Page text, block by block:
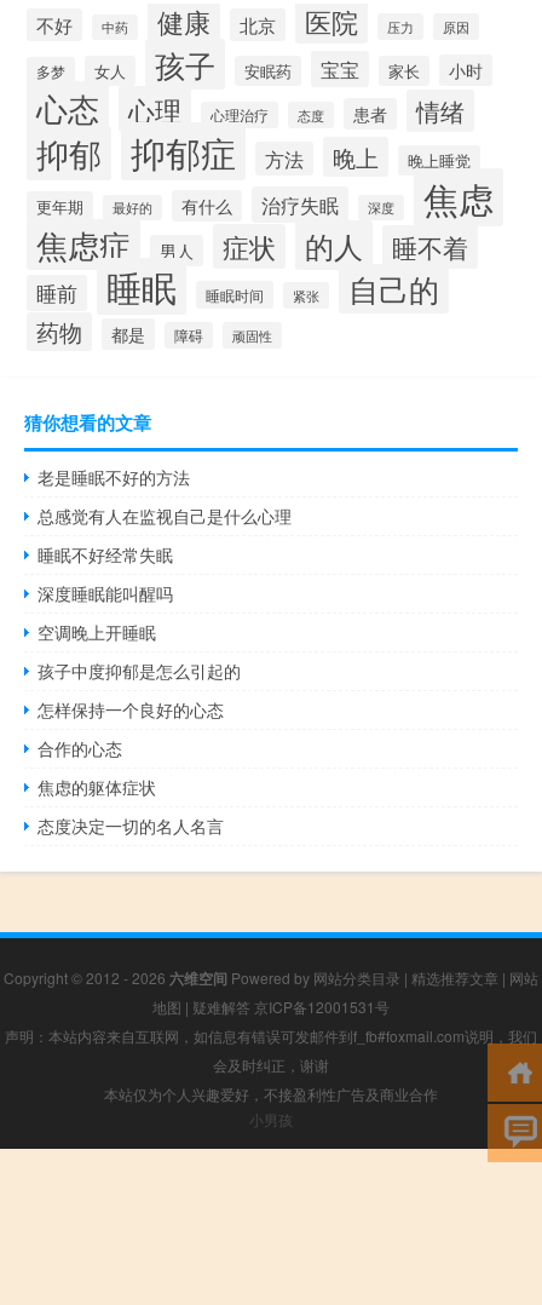
不好 中药 健康 北京 医院 压力 原因
多梦 女人 孩子 安眠药 宝宝 家长 小时
心态 心理 心理治疗 态度 患者 情绪
抑郁 抑郁症 方法 晚上
晚上睡觉
更年期
最好的 有什么 治疗失眠 深度 焦虑
焦虑症 男人 症状 的人 睡不着
睡前 睡眠 睡眠时间 紧张 自己的
药物 都是 障碍 顽固性
猜你想看的文章
老是睡眠不好的方法
总感觉有人在监视自己是什么心理
睡眠不好经常失眠
深度睡眠能叫醒吗
空调晚上开睡眠
孩子中度抑郁是怎么引起的
怎样保持一个良好的心态
合作的心态
焦虑的躯体症状
态度决定一切的名人名言
Copyright © 2012 - 2026 六维空间 Powered by 网站分类目录 | 精选推荐文章 | 网站
地图 | 疑难解答 京ICP备12001531号
声明：本站内容来自互联网，如信息有错误可发邮件到f_fb#foxmail.com说明，我们
会及时纠正，谢谢
本站仅为个人兴趣爱好，不接盈利性广告及商业合作
小男孩